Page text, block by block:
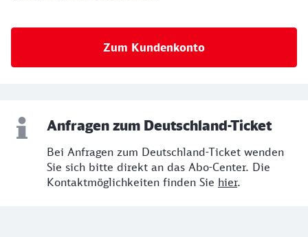
Zum Kundenkonto
Anfragen zum Deutschland-Ticket
Bei Anfragen zum Deutschland-Ticket wenden
Sie sich bitte direkt an das Abo-Center. Die
Kontaktmöglichkeiten finden Sie hier.